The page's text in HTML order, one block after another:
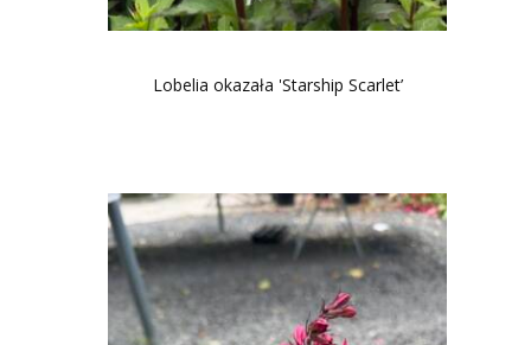
Lobelia okazała 'Starship Scarlet’